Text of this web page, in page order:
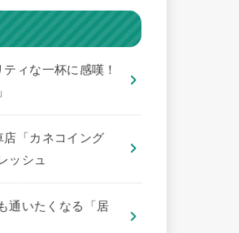
ィな一杯に感嘆！
店「カネコイング
ッシュ
通いたくなる「居